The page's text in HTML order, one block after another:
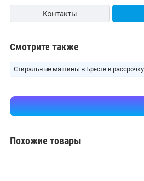
Контакты
Смотрите также
Стиральные машины в Бресте в рассрочку
Похожие товары